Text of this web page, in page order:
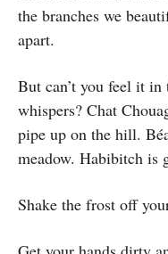
the branches we
apart.
But can’t you feel it in
whispers? Chat
pipe up on the hill.
meadow. Habibitch is
Shake the frost off